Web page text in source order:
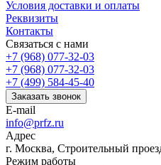
Условия доставки и оплаты
Реквизиты
Контакты
Связаться с нами
+7 (968) 077-32-03
+7 (968) 077-32-03
+7 (499) 584-45-40
Заказать звонок
E-mail
info@prfz.ru
Адрес
г. Москва, Строительный
Режим работы